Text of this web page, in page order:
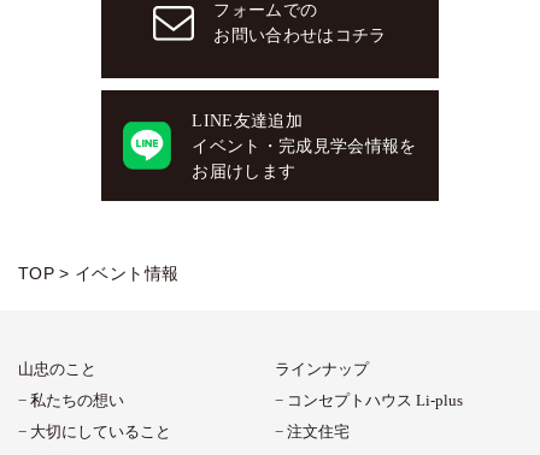
フォームでの
お問い合わせはコチラ
LINE友達追加
イベント・完成見学会情報を
お届けします
TOP > イベント情報
山忠のこと
私たちの想い
大切にしていること
ラインナップ
コンセプトハウス Li-plus
注文住宅